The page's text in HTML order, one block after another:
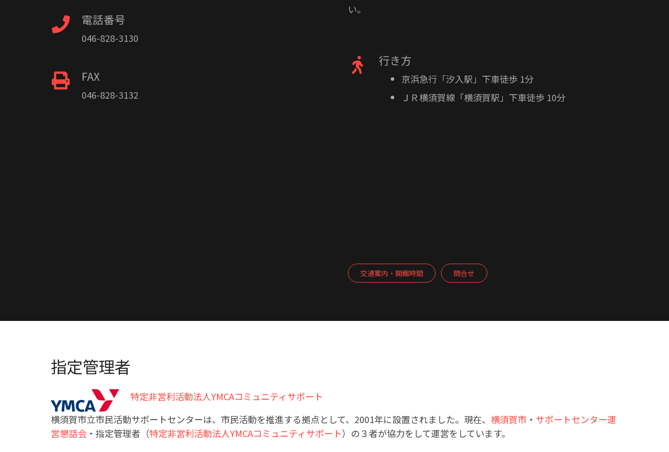
電話番号
046-828-3130
FAX
046-828-3132
い。
行き方
京浜急行「汐入駅」下車徒歩 1分
ＪＲ横須賀線「横須賀駅」下車徒歩 10分
交通案内・開館時間 問合せ
指定管理者
特定非営利活動法人YMCAコミュニティサポート
横須賀市立市民活動サポートセンターは、市民活動を推進する拠点として、2001年に設置されました。現在、 横須賀市 ・ サポートセンター運
営懇話会 ・指定管理者（特定非営利活動法人YMCAコミュニティサポート）の３者が協力をして運営をしています。